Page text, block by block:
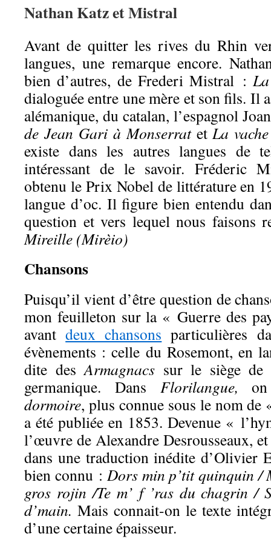
Nathan Katz et Mistral
Avant de quitter les rives du Rhin
langues, une remarque encore.
bien d’autres, de Frederi Mistral :
dialoguée entre une mère et son fils. Il
alémanique, du catalan, l’espagnol
de Jean Gari à MonserratetLa
existe dans les autres langues de
intéressant de le savoir. Fréderic
obtenu le Prix Nobel de littérature en
langue d’oc. Il figure bien entendu
question et vers lequel nous faisons
Mireille (Mirèio)
Chansons
Puisqu’il vient d’être question de
mon feuilleton sur la « Guerre des
avantdeux chansons particulières
évènements : celle du Rosemont, en
dite desArmagnacs sur le siège de
germanique. Dans Florilangue,
dormoire, plus connue sous le nom
a été publiée en 1853. Devenue «
l’œuvre de Alexandre Desrousseaux,
dans une traduction inédite d’Olivier
bien connu :Dors min p’tit quinquin /
gros rojin /Te m’ f ’ras du chagrin /
d’main. Mais connait-on le texte
d’une certaine épaisseur.